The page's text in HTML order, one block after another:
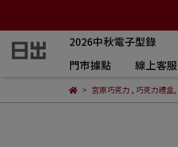
2026中秋電子型錄
門市據點
線上客服
宮原巧克力 , 巧克力禮盒,